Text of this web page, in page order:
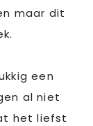
maar dit
een
al niet
het liefst